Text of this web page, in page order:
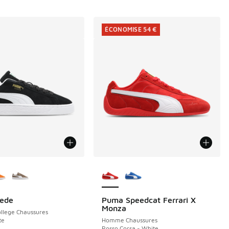
Chaussures
Puma Speedcat Ferrari X
Monza
Homme Chaussures
ÉCONOMISE 54 €
ÉCONOMISE 54 €